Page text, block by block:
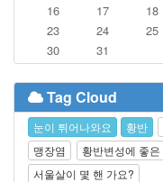
16
17 18
23
24 25
30
31
Tag Cloud
눈이 튀어나와요 황반
맹장염
황반변성에 좋은
서울살이 몇 핸 가요?